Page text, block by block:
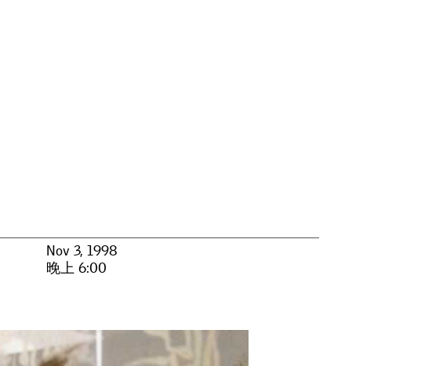
Nov 3, 1998
晚上 6:00